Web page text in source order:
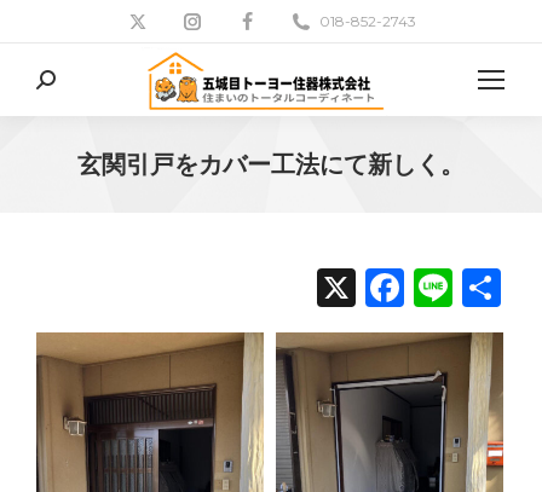
018-852-2743
検
索:
玄関引戸をカバー工法にて新しく。
X Line
有